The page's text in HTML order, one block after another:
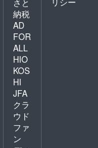
さと
納税
AD
FOR
ALL
HIO
KOS
HI
JFA
クラ
ウド
ファ
ン